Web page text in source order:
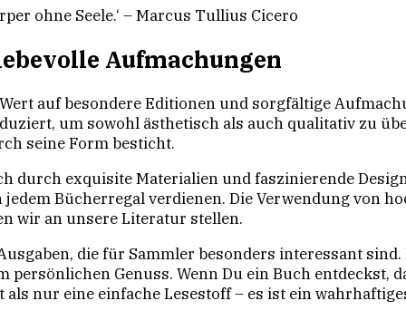
ohne Seele.‘ – Marcus Tullius Cicero
Aufmachungen
auf besondere Editionen und sorgfältige
um sowohl ästhetisch als auch qualitativ zu
seine Form besticht.
durch exquisite Materialien und faszinierende
Bücherregal verdienen. Die Verwendung von
wir an unsere Literatur stellen.
die für Sammler besonders interessant
persönlichen Genuss. Wenn Du ein Buch entdeckst,
nur eine einfache Lesestoff – es ist ein